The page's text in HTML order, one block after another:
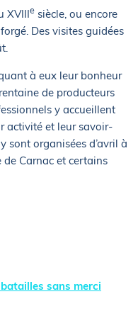
XVIIIe siècle, ou encore
Des visites guidées
à eux leur bonheur
de producteurs
y accueillent
activité et leur savoir-
sont organisées d’avril à
de Carnac et certains
sans merci